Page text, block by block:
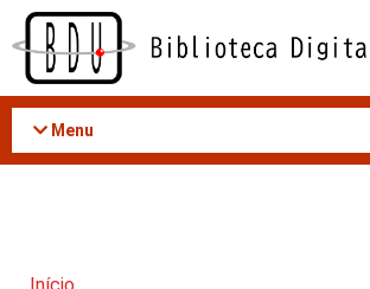
Acessar
conteúdo
Menu